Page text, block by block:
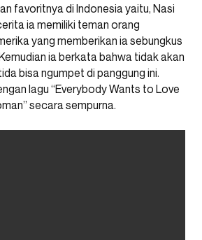
favoritnya di Indonesia yaitu, Nasi
ia memiliki teman orang
yang memberikan ia sebungkus
ia berkata bahwa tidak akan
bisa ngumpet di panggung ini.
lagu “Everybody Wants to Love
secara sempurna.